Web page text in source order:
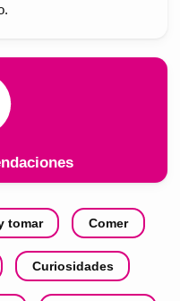
tomar Comer
Curiosidades